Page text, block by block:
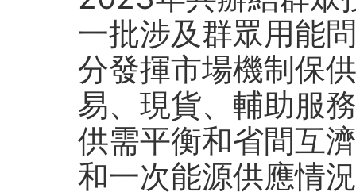
一批涉及群眾用能
分發揮市場機制保
易、現貨、輔助服
供需平衡和省間互
和一次能源供應情